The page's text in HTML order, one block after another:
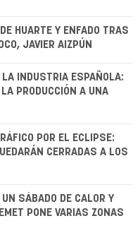
HUARTE Y ENFADO TRAS
JAVIER AIZPÚN
LA INDUSTRIA ESPAÑOLA:
PRODUCCIÓN A UNA
POR EL ECLIPSE:
CERRADAS A LOS
SÁBADO DE CALOR Y
PONE VARIAS ZONAS